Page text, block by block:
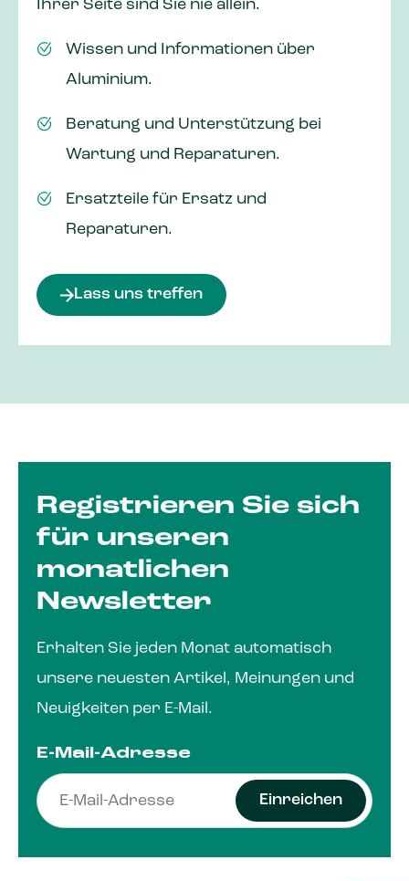
Ihrer Seite sind Sie nie allein.
Wissen und Informationen über
Aluminium.
Beratung und Unterstützung bei
Wartung und Reparaturen.
Ersatzteile für Ersatz und
Reparaturen.
Lass uns treffen
Registrieren Sie sich
für unseren
monatlichen
Newsletter
Erhalten Sie jeden Monat automatisch
unsere neuesten Artikel, Meinungen und
Neuigkeiten per E-Mail.
E-Mail-Adresse
Einreichen